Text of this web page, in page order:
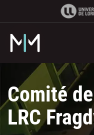
Comité
LRC